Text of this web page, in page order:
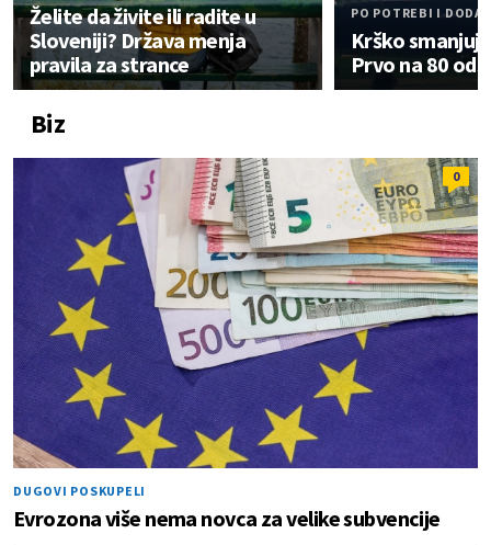
Želite da živite ili radite u
Sloveniji? Država menja
pravila za strance
PO POTREBI I
Krško
Prvo na 80
Biz
0
DUGOVI POSKUPELI
Evrozona više nema novca za velike subvencije